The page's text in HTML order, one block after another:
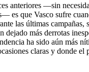
anteriores —sin
es que Vasco sufre
las últimas campañas,
dejado más derrotas
ha sido aún más
claras y donde el